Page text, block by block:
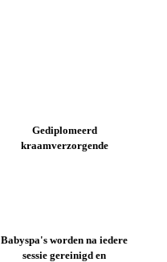
Gediplomeerd
kraamverzorgende
Babyspa's worden na iedere
sessie gereinigd en